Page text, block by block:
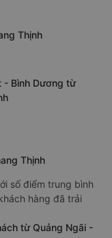
Thịnh
- Bình Dương từ
Thịnh
số điểm trung bình
hàng đã trải
từ Quảng Ngãi -